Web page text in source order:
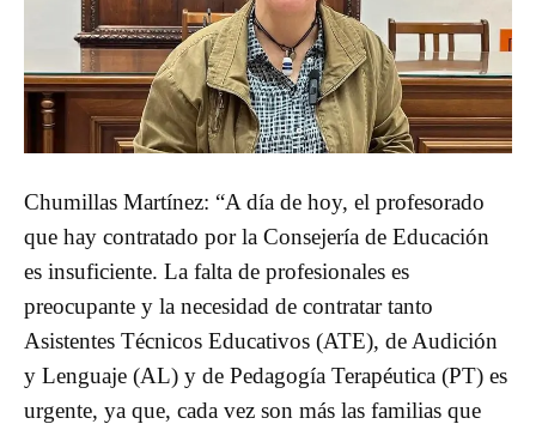
Chumillas Martínez: “A día de hoy, el profesorado
que hay contratado por la Consejería de Educación
es insuficiente. La falta de profesionales es
preocupante y la necesidad de contratar tanto
Asistentes Técnicos Educativos (ATE), de Audición
y Lenguaje (AL) y de Pedagogía Terapéutica (PT) es
urgente, ya que, cada vez son más las familias que